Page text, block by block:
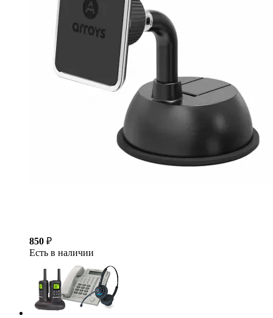
850 ₽
Есть в наличии